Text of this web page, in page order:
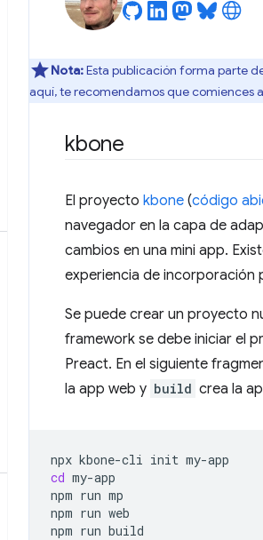
Nota:Esta publicación forma parte
aquí, te recomendamos que comiences
kbone
El proyecto kbone (código
navegador en la capa de
cambios en una mini app.
experiencia de incorporación
Se puede crear un proyecto
framework se debe iniciar el
Preact. En el siguiente
la app web y build crea la
npx kbone-cli init
cd my-app
npm run mp
npm run web
npm run